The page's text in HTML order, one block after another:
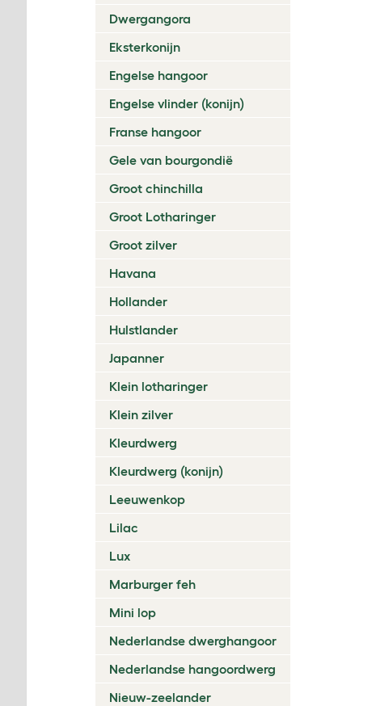
Dwergangora
Eksterkonijn
Engelse hangoor
Engelse vlinder (konijn)
Franse hangoor
Gele van bourgondië
Groot chinchilla
Groot Lotharinger
Groot zilver
Havana
Hollander
Hulstlander
Japanner
Klein lotharinger
Klein zilver
Kleurdwerg
Kleurdwerg (konijn)
Leeuwenkop
Lilac
Lux
Marburger feh
Mini lop
Nederlandse dwerghangoor
Nederlandse hangoordwerg
Nieuw-zeelander